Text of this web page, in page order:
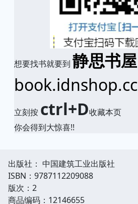
想要找书就要到 静思书屋
book.idnshop.cc
立刻按 ctrl+D收藏本页
你会得到大惊喜!!
出版社： 中国建筑工业出版社
ISBN：9787112209088
版次：2
商品编码：12146655